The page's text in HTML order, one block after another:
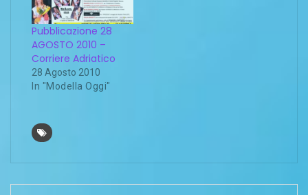
Pubblicazione 28
AGOSTO 2010 –
Corriere Adriatico
28 Agosto 2010
In "Modella Oggi"